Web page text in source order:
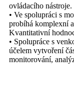
ovládacího nástroje.
• Ve spolupráci s
probíhá komplexní
Kvantitativní
• Spolupráce s
účelem vytvoření
monitorování,